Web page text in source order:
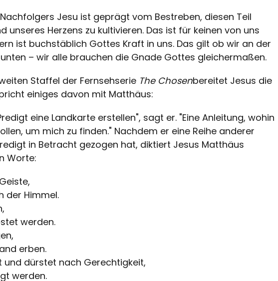
Jesu ist geprägt vom Bestreben, diesen Teil
unseres Herzens zu kultivieren. Das ist für keinen von uns
ist buchstäblich Gottes Kraft in uns. Das gilt ob wir an der
– wir alle brauchen die Gnade Gottes gleichermaßen.
Staffel der Fernsehserie The Chosenbereitet Jesus die
einiges davon mit Matthäus:
eine Landkarte erstellen", sagt er. "Eine Anleitung, wohin
um mich zu finden." Nachdem er eine Reihe anderer
in Betracht gezogen hat, diktiert Jesus Matthäus
Worte:
der Himmel.
werden.
erben.
und dürstet nach Gerechtigkeit,
werden.